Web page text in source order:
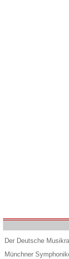
Der Deutsche
Münchner